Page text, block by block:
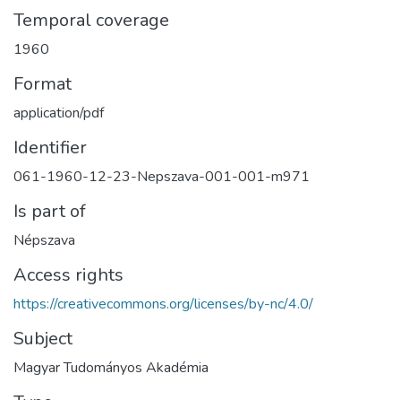
Temporal coverage
1960
Format
application/pdf
Identifier
061-1960-12-23-Nepszava-001-001-m971
Is part of
Népszava
Access rights
https://creativecommons.org/licenses/by-nc/4.0/
Subject
Magyar Tudományos Akadémia